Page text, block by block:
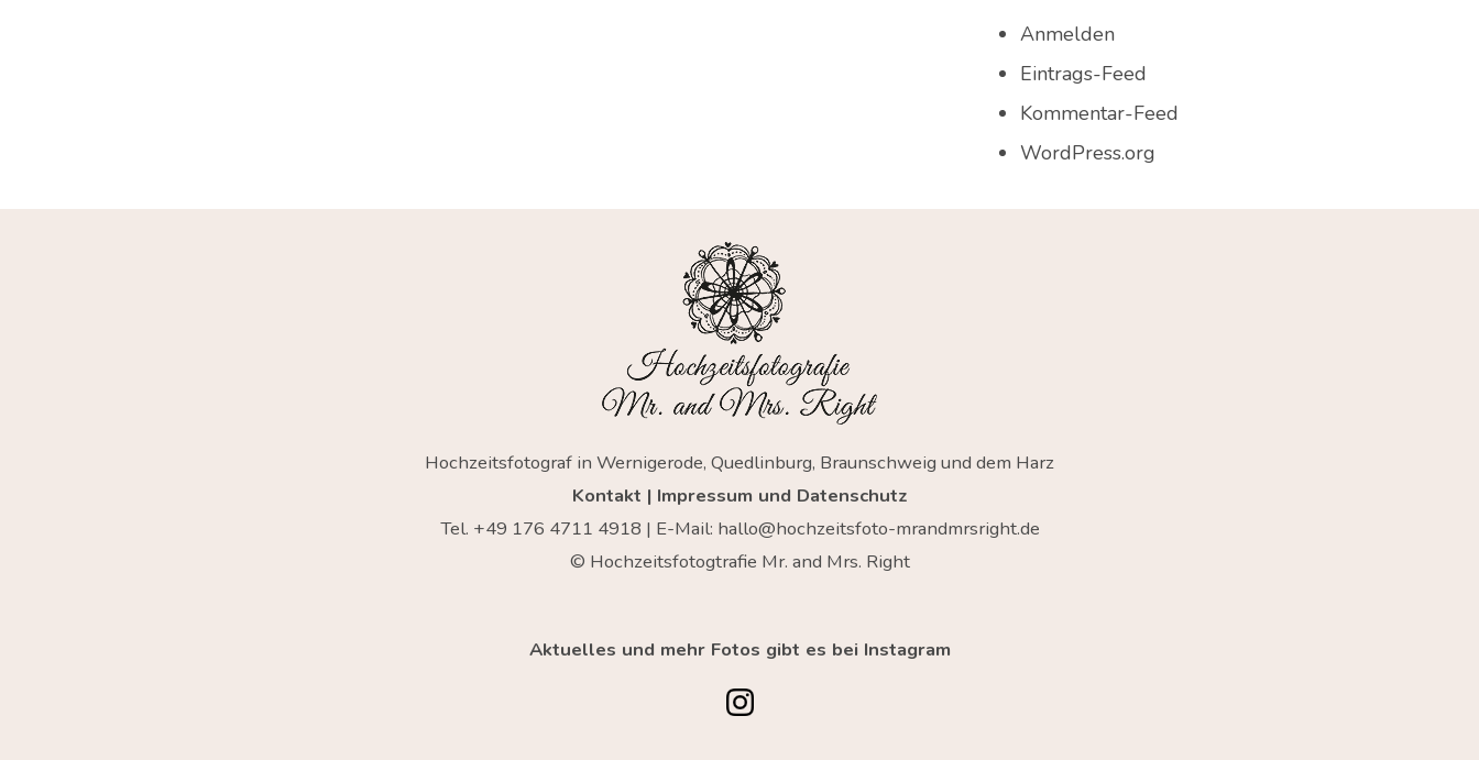
Anmelden
Eintrags-Feed
Kommentar-Feed
WordPress.org
Hochzeitsfotograf in Wernigerode, Quedlinburg, Braunschweig und dem Harz
Kontakt | Impressum und Datenschutz
Tel. +49 176 4711 4918 | E-Mail: hallo@hochzeitsfoto-mrandmrsright.de
© Hochzeitsfotogtrafie Mr. and Mrs. Right
Aktuelles und mehr Fotos gibt es bei Instagram